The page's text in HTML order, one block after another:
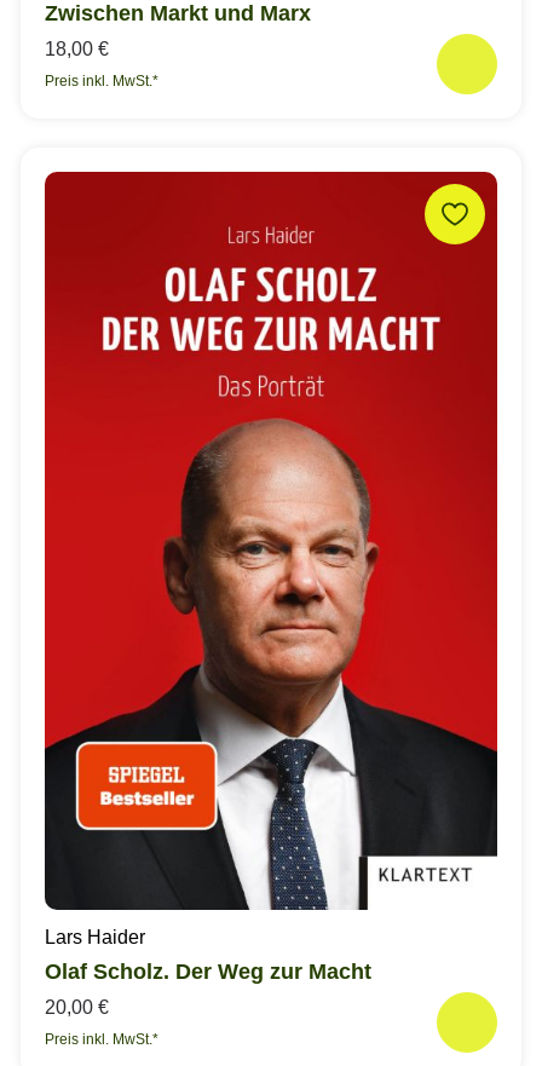
Zwischen Markt und Marx
18,00 €
Preis inkl. MwSt.*
Lars Haider
Olaf Scholz. Der Weg zur Macht
20,00 €
Preis inkl. MwSt.*